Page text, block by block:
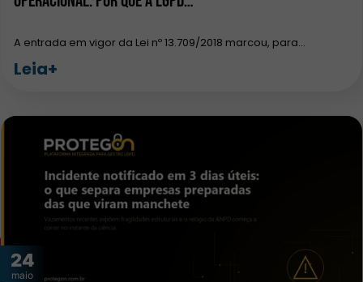
A entrada em vigor da Lei nº 13.709/2018 marcou, para…
Leia+
24
maio